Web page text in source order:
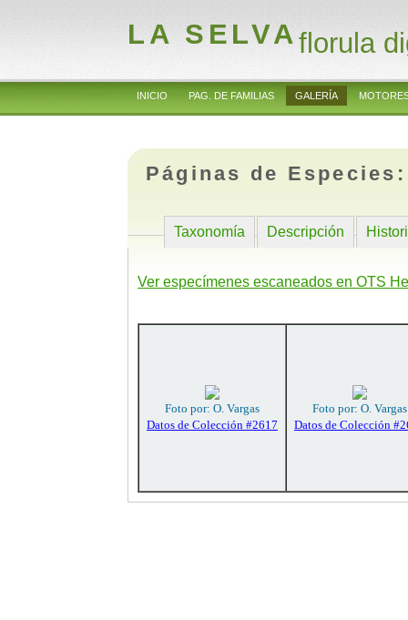
LA SELVAflorula
INICIO PAG. DE FAMILIAS GALERÍA
Páginas de
Taxonomía Descripción
Ver especímenes escaneados en OTS
Foto por: O. Vargas
Datos de Colección #2617
Foto por: O. Vargas
Datos de Colección